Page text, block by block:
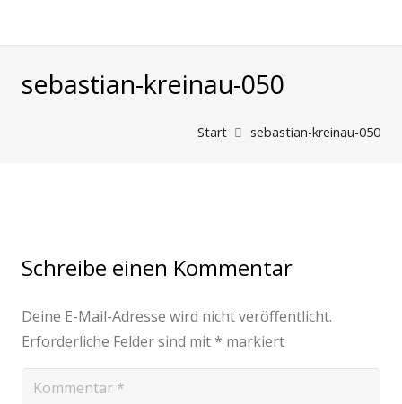
sebastian-kreinau-050
Start sebastian-kreinau-050
Schreibe einen Kommentar
Deine E-Mail-Adresse wird nicht veröffentlicht.
Erforderliche Felder sind mit* markiert